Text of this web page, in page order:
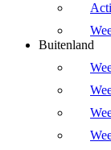
Buitenland